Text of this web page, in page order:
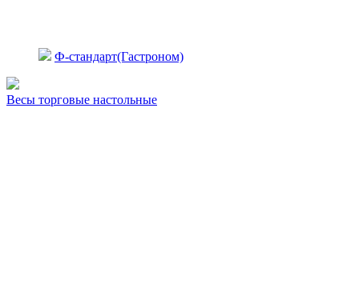
Ф-стандарт(Гастроном)
Весы торговые настольные